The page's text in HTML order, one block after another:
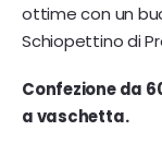
ottime con un
Schiopettino di
Confezione da
a vaschetta.